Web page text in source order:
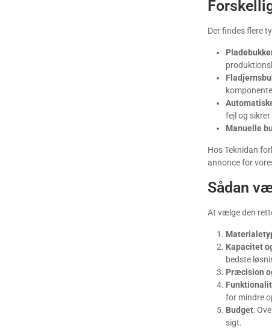
Der findes flere
fejl og
Manuelle
Hos Teknidan
annonce for
Sådan
At vælge den
Kapacitet
bedste
Præcision
for mindre
Budget:
sigt.